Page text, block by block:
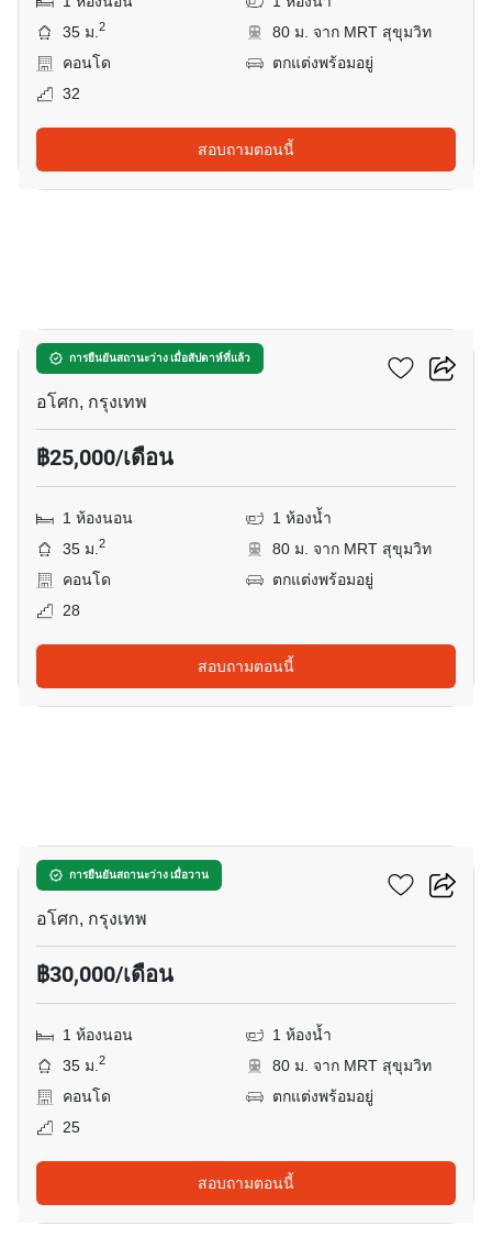
35 ม.2
80 ม. จาก MRT สุขุมวิท
คอนโด
ตกแต่งพร้อมอยู่
32
สอบถามตอนนี้
การยืนยันสถานะว่าง เมื่อสัปดาห์ที่แล้ว
แอชตัน อโศก
อโศก, กรุงเทพ
฿25,000/เดือน
1 ห้องนอน
1 ห้องน้ำ
35 ม.2
80 ม. จาก MRT สุขุมวิท
คอนโด
ตกแต่งพร้อมอยู่
28
สอบถามตอนนี้
การยืนยันสถานะว่าง เมื่อวาน
แอชตัน อโศก
อโศก, กรุงเทพ
฿30,000/เดือน
1 ห้องนอน
1 ห้องน้ำ
35 ม.2
80 ม. จาก MRT สุขุมวิท
คอนโด
ตกแต่งพร้อมอยู่
25
สอบถามตอนนี้